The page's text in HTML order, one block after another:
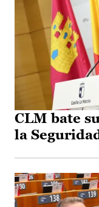
CLM bate
la